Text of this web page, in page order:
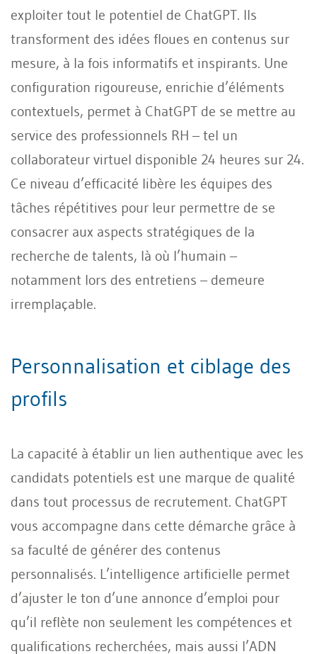
exploiter tout le potentiel de ChatGPT. Ils
transforment des idées floues en contenus sur
mesure, à la fois informatifs et inspirants. Une
configuration rigoureuse, enrichie d’éléments
contextuels, permet à ChatGPT de se mettre au
service des professionnels RH – tel un
collaborateur virtuel disponible 24 heures sur 24.
Ce niveau d’efficacité libère les équipes des
tâches répétitives pour leur permettre de se
consacrer aux aspects stratégiques de la
recherche de talents, là où l’humain –
notamment lors des entretiens – demeure
irremplaçable.
Personnalisation et ciblage des
profils
La capacité à établir un lien authentique avec les
candidats potentiels est une marque de qualité
dans tout processus de recrutement. ChatGPT
vous accompagne dans cette démarche grâce à
sa faculté de générer des contenus
personnalisés. L’intelligence artificielle permet
d’ajuster le ton d’une annonce d’emploi pour
qu’il reflète non seulement les compétences et
qualifications recherchées, mais aussi l’ADN